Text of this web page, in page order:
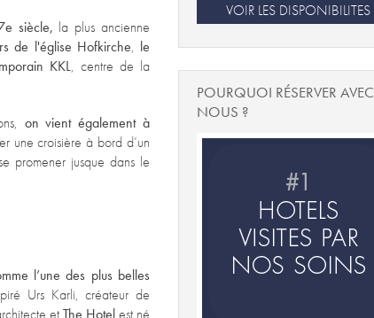
siècle, la plus ancienne
de l'église Hofkirche, le
KKL, centre de la
on vient également à
une croisière à bord d’un
promener jusque dans le
l’une des plus belles
Urs Karli, créateur de
etThe Hotelest né
VOIR LES DISPONIBILITES
POURQUOI RÉSERVER AVEC
NOUS ?